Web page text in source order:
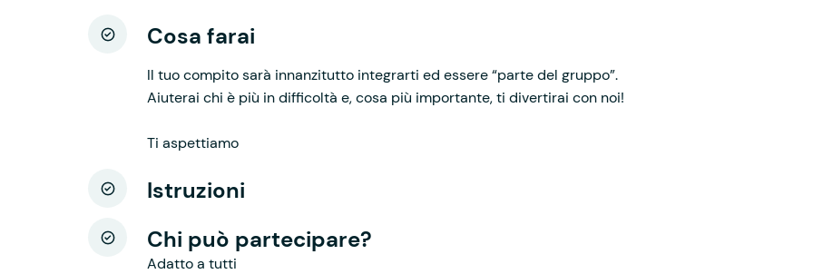
Cosa farai
Il tuo compito sarà innanzitutto integrarti ed essere “parte del gruppo”.
Aiuterai chi è più in difficoltà e, cosa più importante, ti divertirai con noi!
Ti aspettiamo
Istruzioni
Chi può partecipare?
Adatto a tutti